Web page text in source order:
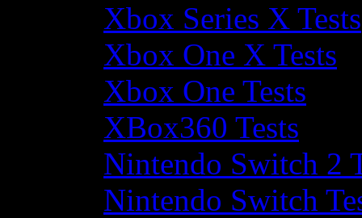
Xbox Series X Tests
Xbox One X Tests
Xbox One Tests
XBox360 Tests
Nintendo Switch 2
Nintendo Switch